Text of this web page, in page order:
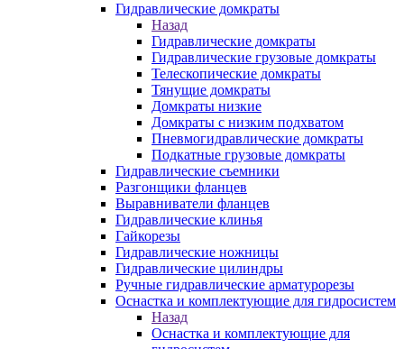
Гидравлические домкраты
Назад
Гидравлические домкраты
Гидравлические грузовые домкраты
Телескопические домкраты
Тянущие домкраты
Домкраты низкие
Домкраты с низким подхватом
Пневмогидравлические домкраты
Подкатные грузовые домкраты
Гидравлические съемники
Разгонщики фланцев
Выравниватели фланцев
Гидравлические клинья
Гайкорезы
Гидравлические ножницы
Гидравлические цилиндры
Ручные гидравлические арматурорезы
Оснастка и комплектующие для гидросистем
Назад
Оснастка и комплектующие для